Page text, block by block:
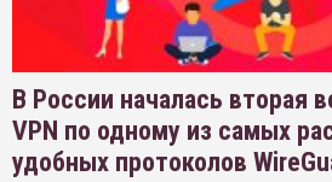
В России началась вторая
VPN по одному из самых
удобных протоколов